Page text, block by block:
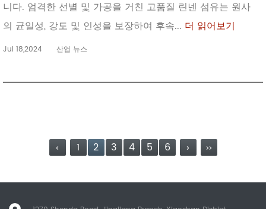
니다. 엄격한 선별 및 가공을 거친 고품질 린넨 섬유는 원사
의 균일성, 강도 및 인성을 보장하여 후속... 더 읽어보기
Jul 18,2024 산업 뉴스
‹ 1 2 3 4 5 6 › ››